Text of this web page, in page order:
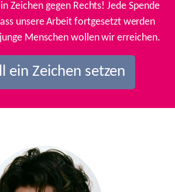
Zeichen gegen Rechts! Jede Spende
unsere Arbeit fortgesetzt werden
Menschen wollen wir erreichen.
ein Zeichen setzen